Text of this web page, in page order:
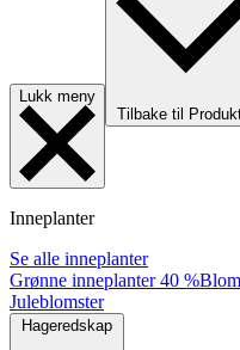
Lukk meny
Tilbake til
Inneplanter
Se alle inneplanter
Grønne inneplanter40 %
Juleblomster